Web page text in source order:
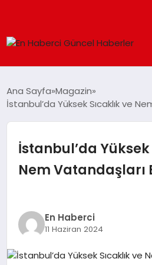
SAĞLIK
TEKNOLOJI
DÜNYA
Ana Sayfa Magazin
İstanbul’da Yüksek Sıcaklık ve
İstanbul’da Yüksek
Nem Vatandaşları
En Haberci
11 Haziran 2024